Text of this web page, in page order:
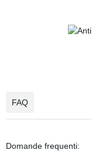
FAQ
Domande frequenti: